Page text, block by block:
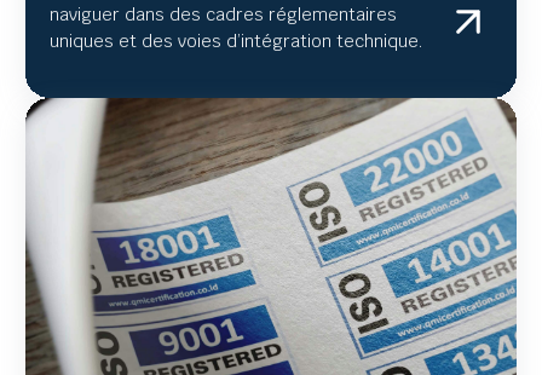
naviguer dans des cadres réglementaires
uniques et des voies d’intégration technique.